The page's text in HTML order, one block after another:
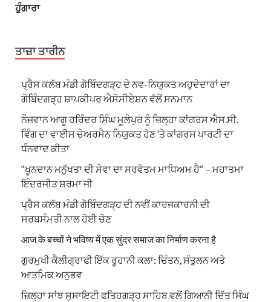
ਹੁੰਗਾਰਾ
ਤਾਜ਼ਾ ਤਾਰੀਨ
ਪ੍ਰੈਸ ਕਲੱਬ ਮੰਡੀ ਗੋਬਿੰਦਗੜ੍ਹ ਦੇ ਨਵ-ਨਿਯੁਕਤ ਅਹੁਦੇਦਾਰਾਂ ਦਾ
ਗੋਬਿੰਦਗੜ੍ਹ ਸ਼ਾਪਕੀਪਰ ਐਸੋਸੀਏਸ਼ਨ ਵੱਲੋਂ ਸਨਮਾਨ
ਨੌਜਵਾਨ ਆਗੂ ਹਰਿੰਦਰ ਸਿੰਘ ਮੂਲੇਪੁਰ ਨੂੰ ਜ਼ਿਲ੍ਹਾ ਕਾਂਗਰਸ ਐਸ.ਸੀ.
ਵਿੰਗ ਦਾ ਵਾਈਸ ਚੇਅਰਮੈਨ ਨਿਯੁਕਤ ਹੋਣ ‘ਤੇ ਕਾਂਗਰਸ ਪਾਰਟੀ ਦਾ
ਧੰਨਵਾਦ ਕੀਤਾ
“ਖੂਨਦਾਨ ਮਨੁੱਖਤਾ ਦੀ ਸੇਵਾ ਦਾ ਸਰਵੋਤਮ ਮਾਧਿਅਮ ਹੈ” – ਮਹਾਤਮਾ
ਇੰਦਰਜੀਤ ਸ਼ਰਮਾ ਜੀ
ਪ੍ਰੈਸ ਕਲੱਬ ਮੰਡੀ ਗੋਬਿੰਦਗੜ੍ਹ ਦੀ ਨਵੀਂ ਕਾਰਜਕਾਰਨੀ ਦੀ
ਸਰਬਸੰਮਤੀ ਨਾਲ ਹੋਈ ਚੋਣ
आज के बच्चों ने भविष्य में एक सुंदर समाज का निर्माण करना है
ਗੁਰਮੁਖੀ ਕੈਲੀਗ੍ਰਾਫੀ ਇੱਕ ਰੂਹਾਨੀ ਕਲਾ: ਚਿੰਤਨ, ਸੰਤੁਲਨ ਅਤੇ
ਆਤਮਿਕ ਅਨੁਭਵ
ਜ਼ਿਲ੍ਹਾ ਸਾਂਝ ਸੁਸਾਇਟੀ ਫਤਿਹਗੜ੍ਹ ਸਾਹਿਬ ਵਲੋਂ ਗਿਆਨੀ ਦਿੱਤ ਸਿੰਘ